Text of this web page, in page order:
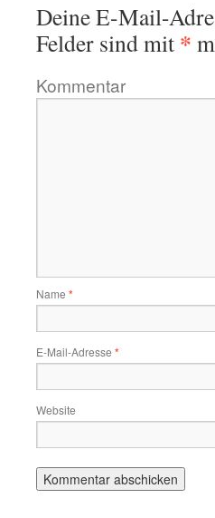
Deine E-Mail-
Felder sind mit *
Kommentar
Name *
E-Mail-Adresse *
Website